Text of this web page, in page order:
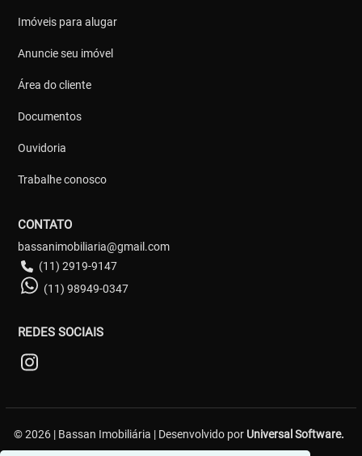
Imóveis para alugar
Anuncie seu imóvel
Área do cliente
Documentos
Ouvidoria
Trabalhe conosco
CONTATO
bassanimobiliaria@gmail.com
(11) 2919-9147
(11) 98949-0347
REDES SOCIAIS
© 2026 | Bassan Imobiliária | Desenvolvido por Universal Software.